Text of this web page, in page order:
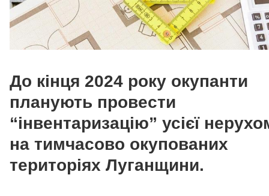
До кінця 2024 року окупанти
планують провести
“інвентаризацію” усієї
на тимчасово окупованих
територіях Луганщини.